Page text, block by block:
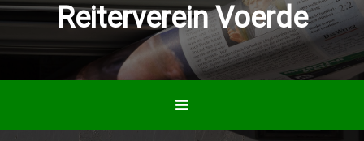
Reiterverein Voerde